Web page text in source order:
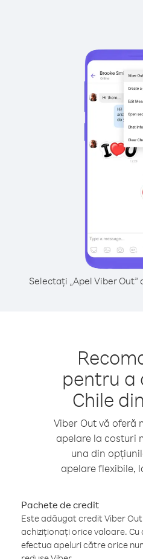
Selectați „Apel Viber
pentru a
Chile
Viber Out vă oferă
apelare la costuri
una din
apelare flexibile,
Pachete de credit
Este adăugat credit Viber
achiziționați orice valoare.
efectua apeluri către orice